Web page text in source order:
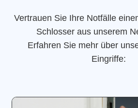
Vertrauen Sie Ihre Notfälle
Schlosser aus unserem
Erfahren Sie mehr über
Eingriffe: